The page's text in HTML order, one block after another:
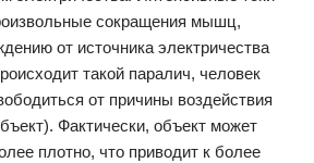
сокращения мышц,
от источника электричества
такой паралич, человек
от причины воздействия
Фактически, объект может
плотно, что приводит к более